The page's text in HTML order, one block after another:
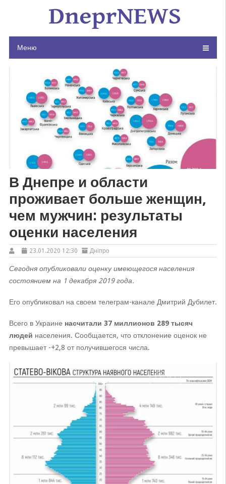
Меню
В Днепре и области
проживает больше женщин,
чем мужчин: результаты
оценки населения
23.01.2020 12:30 Дніпро
Сегодня опубликовали оценку имеющегося населения
состоянием на 1 декабря 2019 года.
Его опубликовал на своем телеграм-канале Дмитрий Дубилет.
Всего в Украине насчитали 37 миллионов 289 тысяч
людей населения. Сообщается, что отклонение оценок не
превышает -+2,8 от получившегося числа.